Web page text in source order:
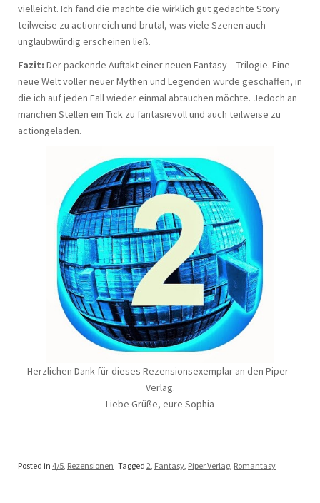
vielleicht. Ich fand die machte die wirklich gut gedachte Story
teilweise zu actionreich und brutal, was viele Szenen auch
unglaubwürdig erscheinen ließ.
Fazit: Der packende Auftakt einer neuen Fantasy – Trilogie. Eine
neue Welt voller neuer Mythen und Legenden wurde geschaffen, in
die ich auf jeden Fall wieder einmal abtauchen möchte. Jedoch an
manchen Stellen ein Tick zu fantasievoll und auch teilweise zu
actiongeladen.
Herzlichen Dank für dieses Rezensionsexemplar an den Piper –
Verlag.
Liebe Grüße, eure Sophia
Posted in 4/5, Rezensionen Tagged 2, Fantasy, Piper Verlag, Romantasy